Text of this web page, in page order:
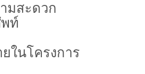
มสะดวก
ท์
ในโครงการ